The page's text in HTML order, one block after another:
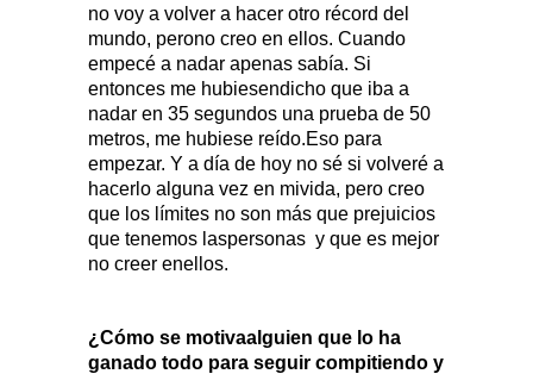
no voy a volver a hacer otro récord del
mundo, perono creo en ellos. Cuando
empecé a nadar apenas sabía. Si
entonces me hubiesendicho que iba a
nadar en 35 segundos una prueba de 50
metros, me hubiese reído.Eso para
empezar. Y a día de hoy no sé si volveré a
hacerlo alguna vez en mivida, pero creo
que los límites no son más que prejuicios
que tenemos laspersonas y que es mejor
no creer enellos.
¿Cómo se motivaalguien que lo ha
ganado todo para seguir compitiendo y